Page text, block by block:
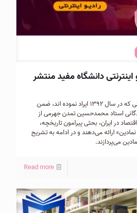
رادیو اینترنتی دانشگاه مفید منتشر
دکتر رنانی در این سخنرانی که در سال ۱۳۹۲ ایراد نموده اند، ضمن
استاد محمدحسین تمدن جهرمی از
در ایران، بحثی پیرامون تاریخچه،
ارائه می‌دهند و در ادامه به تشریح
می‌پردازند.
Read more